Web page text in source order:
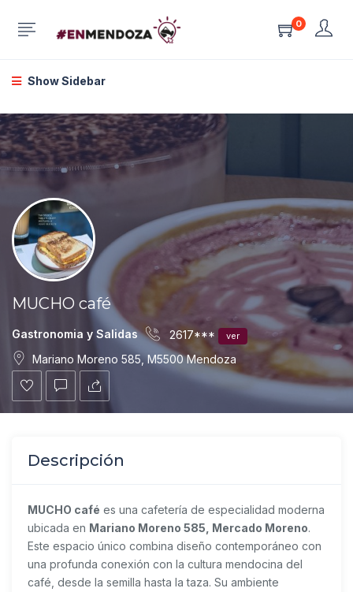
0
Show Sidebar
MUCHO café
Gastronomia y Salidas 2617*** ver
Mariano Moreno 585, M5500 Mendoza
Descripción
MUCHO café es una cafetería de especialidad moderna
ubicada en Mariano Moreno 585, Mercado Moreno.
Este espacio único combina diseño contemporáneo con
una profunda conexión con la cultura mendocina del
café, desde la semilla hasta la taza. Su ambiente